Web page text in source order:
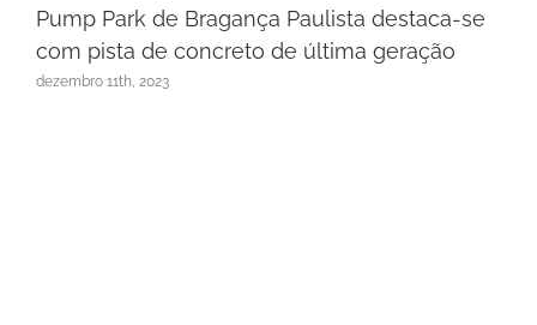
Pump Park de Bragança Paulista destaca-se
com pista de concreto de última geração
dezembro 11th, 2023